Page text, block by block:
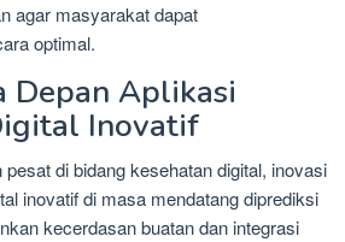
agar masyarakat dapat
optimal.
Depan Aplikasi
Inovatif
di bidang kesehatan digital, inovasi
inovatif di masa mendatang diprediksi
kecerdasan buatan dan integrasi